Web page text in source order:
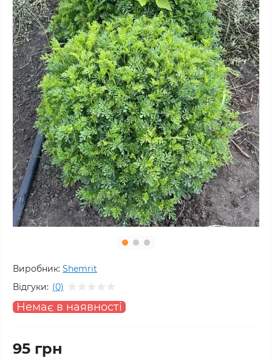
Виробник: Shemrit
Відгуки: (0)
Немає в наявності
95 грн